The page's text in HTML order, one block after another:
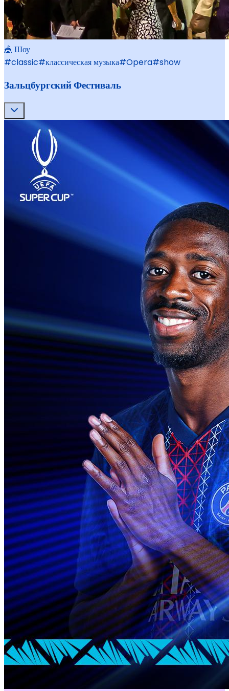
🎪 Шоу
#classic#классическая музыка#Opera#show
Зальцбургский Фестиваль